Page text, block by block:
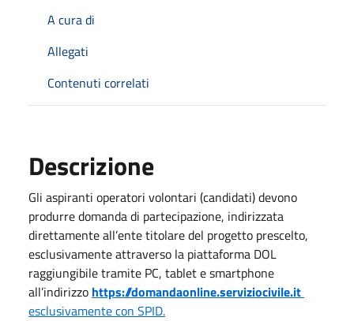
A cura di
Allegati
Contenuti correlati
Descrizione
Gli aspiranti operatori volontari (candidati) devono
produrre domanda di partecipazione, indirizzata
direttamente all’ente titolare del progetto prescelto,
esclusivamente attraverso la piattaforma DOL
raggiungibile tramite PC, tablet e smartphone
all’indirizzo https://domandaonline.serviziocivile.it
esclusivamente con SPID.